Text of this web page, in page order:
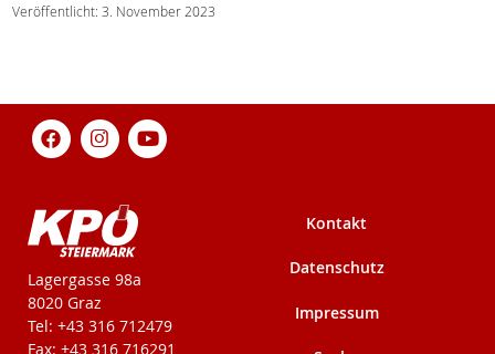
Veröffentlicht: 3. November 2023
KPÖ-Steiermark
Lagergasse 98a
8020 Graz
Tel: +43 316 712479
Fax: +43 316 716291
Kontakt
Datenschutz
Impressum